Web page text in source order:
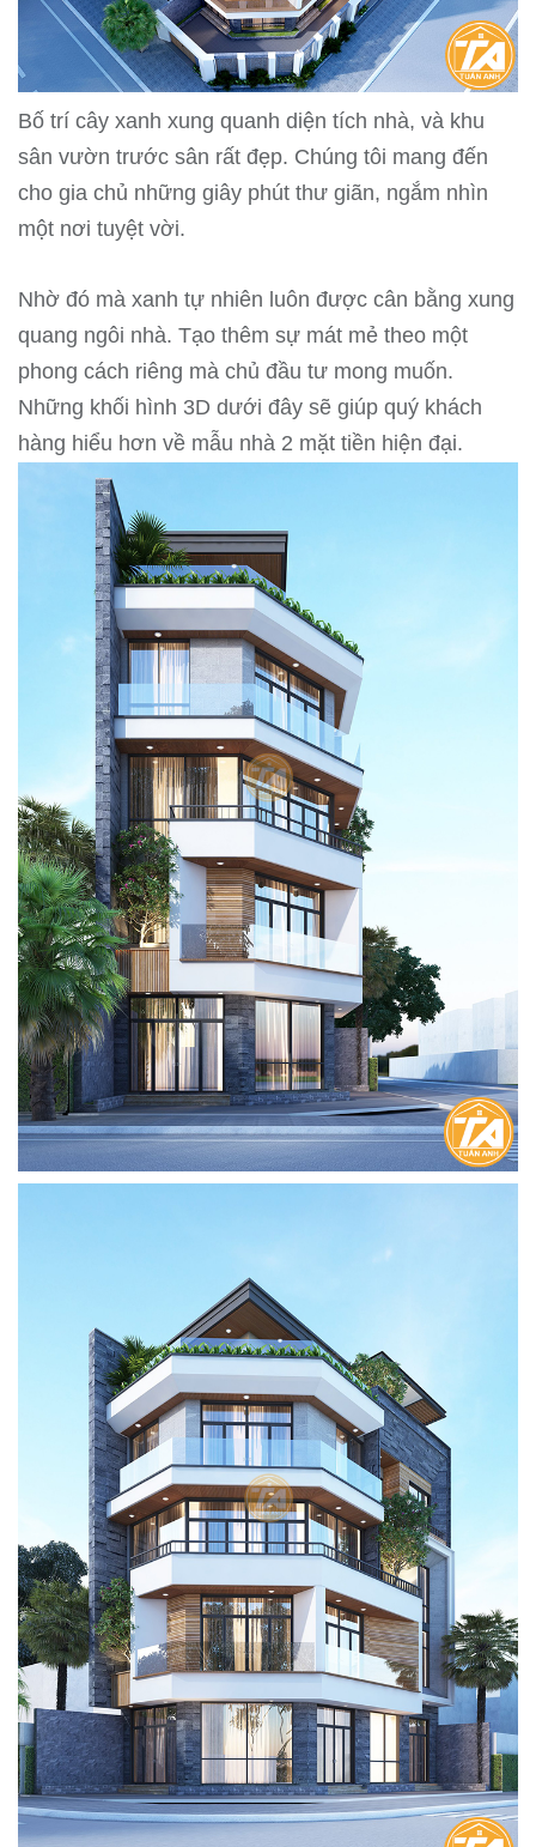
Bố trí cây xanh xung quanh diện tích nhà, và khu
sân vườn trước sân rất đẹp. Chúng tôi mang đến
cho gia chủ những giây phút thư giãn, ngắm nhìn
một nơi tuyệt vời.
Nhờ đó mà xanh tự nhiên luôn được cân bằng xung
quang ngôi nhà. Tạo thêm sự mát mẻ theo một
phong cách riêng mà chủ đầu tư mong muốn.
Những khối hình 3D dưới đây sẽ giúp quý khách
hàng hiểu hơn về mẫu nhà 2 mặt tiền hiện đại.